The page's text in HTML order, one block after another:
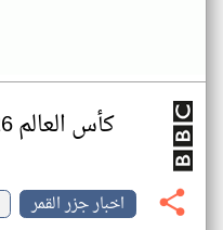
كأس العالم 2026
اخبار جزر القمر